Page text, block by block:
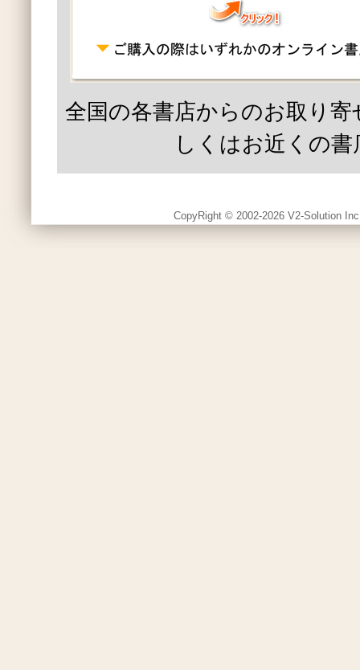
全国の各書店からのお取り
しくはお近くの書
CopyRight © 2002-2026 V2-Solution